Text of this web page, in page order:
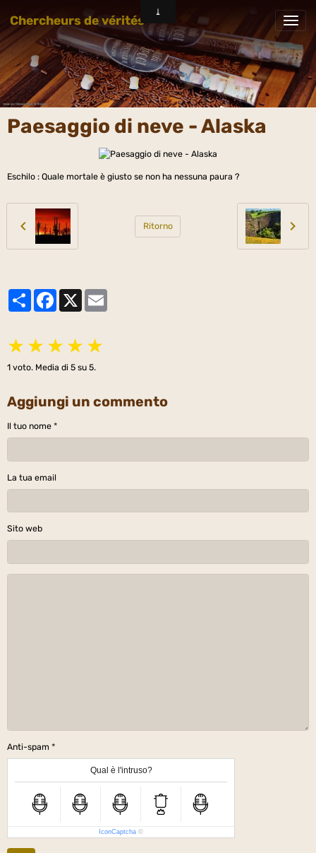
Chercheurs de vérités
Paesaggio di neve - Alaska
Eschilo : Quale mortale è giusto se non ha nessuna paura ?
Ritorno
PartagerFacebook
★ ★ ★ ★ ★
1 voto. Media di 5 su 5.
Aggiungi un commento
Il tuo nome
La tua email
Sito web
Anti-spam
Qual è l'intruso?
IconCaptcha ©